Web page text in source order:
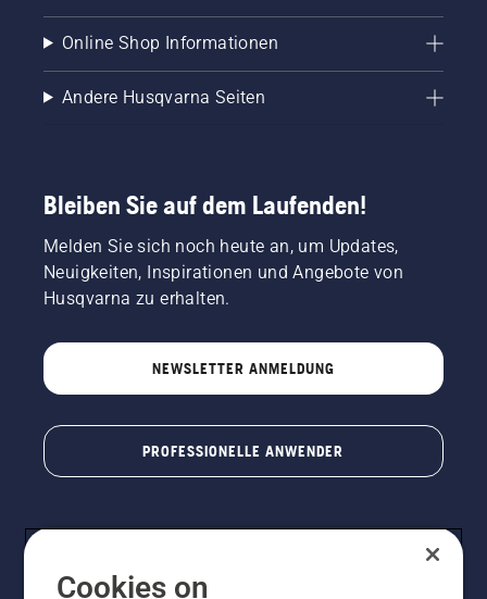
Online Shop Informationen
Andere Husqvarna Seiten
Bleiben Sie auf dem Laufenden!
Melden Sie sich noch heute an, um Updates,
Neuigkeiten, Inspirationen und Angebote von
Husqvarna zu erhalten.
NEWSLETTER ANMELDUNG
PROFESSIONELLE ANWENDER
Cookies on